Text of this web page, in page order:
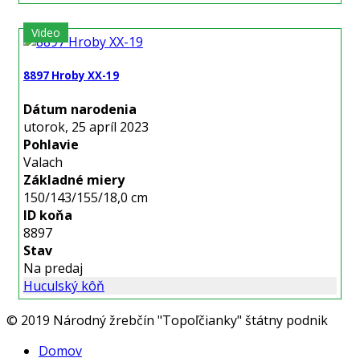
Video
8897 Hroby XX-19
Dátum narodenia
utorok, 25 apríl 2023
Pohlavie
Valach
Základné miery
150/143/155/18,0 cm
ID koňa
8897
Stav
Na predaj
Huculský kôň
© 2019 Národný žrebčín "Topoľčianky" štátny podnik
Domov